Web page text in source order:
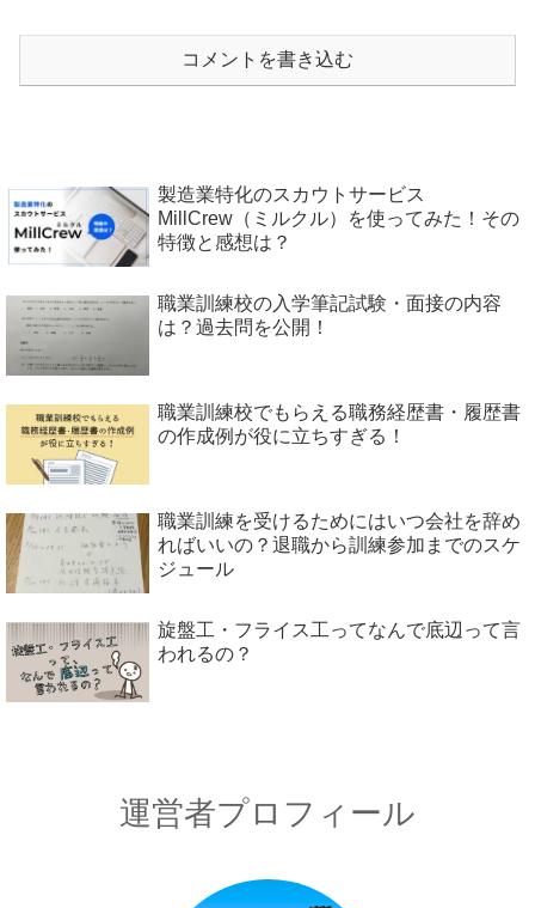
コメントを書き込む
製造業特化のスカウトサービス
MillCrew（ミルクル）を使ってみた！その
特徴と感想は？
職業訓練校の入学筆記試験・面接の内容
は？過去問を公開！
職業訓練校でもらえる職務経歴書・履歴書
の作成例が役に立ちすぎる！
職業訓練を受けるためにはいつ会社を辞め
ればいいの？退職から訓練参加までのスケ
ジュール
旋盤工・フライス工ってなんで底辺って言
われるの？
運営者プロフィール